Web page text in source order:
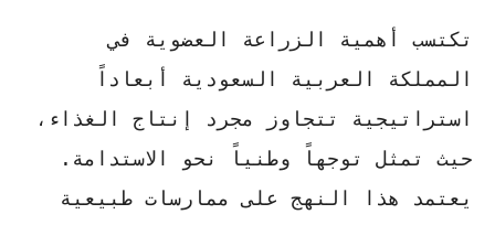
تكتسب
أهمية الزراعة العضوية في
المملكة العربية السعودية أبعاداً
استراتيجية تتجاوز مجرد إنتاج الغذاء،
حيث تمثل توجهاً وطنياً نحو الاستدامة.
يعتمد هذا النهج على ممارسات طبيعية